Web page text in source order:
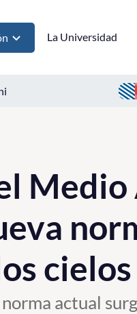
La Universidad
Medio
actual